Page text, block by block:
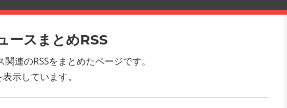
ースまとめRSS
連のRSSをまとめたページです。
示しています。